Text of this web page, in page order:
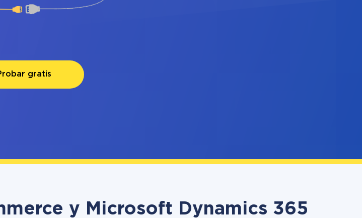
gratis
y Microsoft Dynamics 365